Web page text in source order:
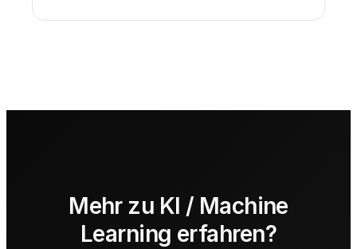
Mehr zu KI / Machine
Learning erfahren?